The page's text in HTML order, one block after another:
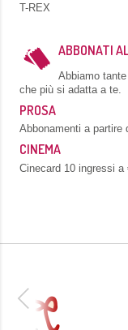
T-REX
ABBONATI
Abbiamo
che più si adatta a te.
PROSA
Abbonamenti a partire
CINEMA
Cinecard 10 ingressi a